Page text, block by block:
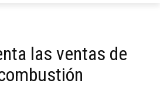
las ventas de